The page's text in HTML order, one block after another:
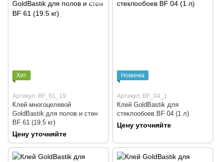
Хит
Артикул: BF_61_19
Клей многоцелевой
GoldBastik для полов и стен
BF 61 (19.5 кг)
Цену уточняйте
Новинка
Артикул: BF_04_1
Клей GoldBastik для
стеклообоев BF 04 (1 л)
Цену уточняйте